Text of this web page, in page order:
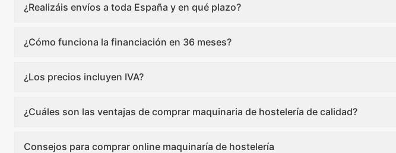
¿Realizáis envíos a toda España y en qué plazo?
¿Cómo funciona la financiación en 36 meses?
¿Los precios incluyen IVA?
¿Cuáles son las ventajas de comprar maquinaria de hostelería de calidad?
Consejos para comprar online maquinaría de hostelería